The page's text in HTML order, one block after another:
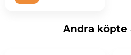
Andra köpte